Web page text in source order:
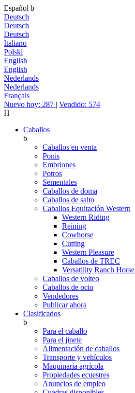
Español b
Deutsch
Deutsch
Deutsch
Italiano
Polski
English
English
Nederlands
Nederlands
Français
Nuevo hoy: 287 | Vendido: 574
H
Caballos
b
Caballos en venta
Ponis
Embriones
Potros
Sementales
Caballos de doma
Caballos de salto
Caballos Equitación Western
Western Riding
Reining
Cowhorse
Cutting
Western Pleasure
Caballos de TREC
Versatility Ranch Horse
Caballos de volteo
Caballos de ocio
Vendedores
Publicar ahora
Clasificados
b
Para el caballo
Para el jinete
Alimentación de caballos
Transporte y vehículos
Maquinaria agrícola
Propiedades ecuestres
Anuncios de empleo